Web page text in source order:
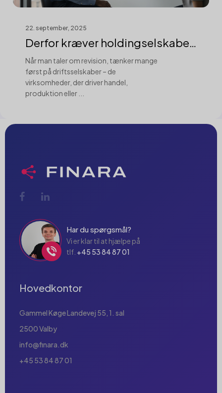
22. september, 2025
Derfor kræver holdingselskaber
en anden...
Når man taler om revision, tænker mange
først på driftsselskaber – de
virksomheder, der driver handel,
produktion eller ...
Har du spørgsmål?
Vi er klar til at hjælpe på
tlf. +45 53 84 87 01
Hovedkontor
Gammel Køge Landevej 55, 1. sal
2500 Valby
info@finara.dk
+45 53 84 87 01